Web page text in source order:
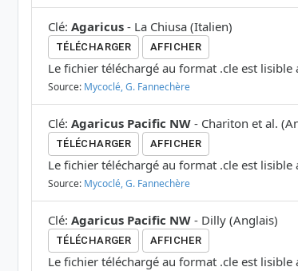
Clé: Agaricus - La Chiusa (Italien)
TÉLÉCHARGER AFFICHER
Le fichier téléchargé au format .cle est lisible
Source: Mycoclé, G. Fannechère
Clé: Agaricus Pacific NW - Chariton et al. (
TÉLÉCHARGER AFFICHER
Le fichier téléchargé au format .cle est lisible
Source: Mycoclé, G. Fannechère
Clé: Agaricus Pacific NW - Dilly (Anglais)
TÉLÉCHARGER AFFICHER
Le fichier téléchargé au format .cle est lisible